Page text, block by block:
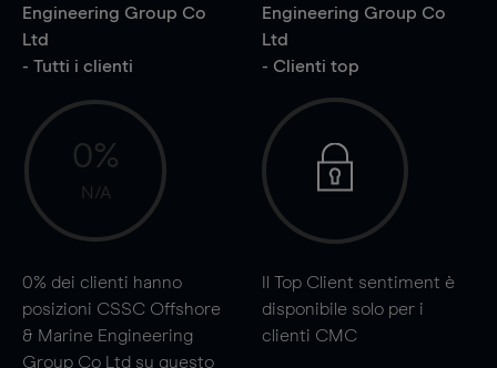
Engineering Group Co
Ltd
- Tutti i clienti
0%
N/A
0% dei clienti hanno
posizioni CSSC Offshore
& Marine Engineering
Group Co Ltd su questo
Engineering Group Co
Ltd
- Clienti top
Il Top Client sentiment è
disponibile solo per i
clienti CMC